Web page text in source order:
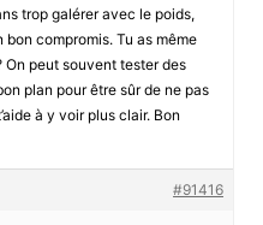
trop galérer avec le poids,
compromis. Tu as même
peut souvent tester des
plan pour être sûr de ne pas
à y voir plus clair. Bon
#91416